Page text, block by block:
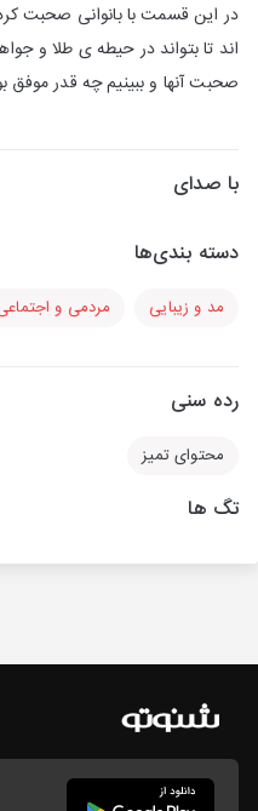
در این قسمت با بانوانی صحبت
اند تا بتواند در حیطه ی طلا و
صحبت آنها و ببینیم چه قدر موفق
با صدای
دسته بندی‌ها
مد و زیبایی مردمی و
رده سنی
محتوای تمیز
تگ ها